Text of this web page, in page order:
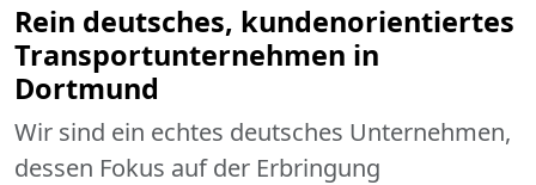
Rein deutsches, kundenorientiertes
Transportunternehmen in
Dortmund
Wir sind ein echtes deutsches Unternehmen,
dessen Fokus auf der Erbringung